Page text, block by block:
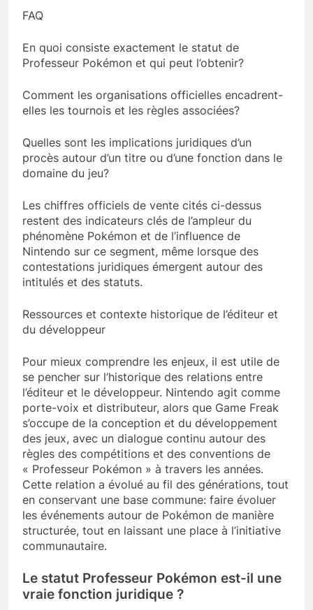
FAQ
En quoi consiste exactement le statut de
Professeur Pokémon et qui peut l’obtenir?
Comment les organisations officielles encadrent-
elles les tournois et les règles associées?
Quelles sont les implications juridiques d’un
procès autour d’un titre ou d’une fonction dans le
domaine du jeu?
Les chiffres officiels de vente cités ci-dessus
restent des indicateurs clés de l’ampleur du
phénomène Pokémon et de l’influence de
Nintendo sur ce segment, même lorsque des
contestations juridiques émergent autour des
intitulés et des statuts.
Ressources et contexte historique de l’éditeur et
du développeur
Pour mieux comprendre les enjeux, il est utile de
se pencher sur l’historique des relations entre
l’éditeur et le développeur. Nintendo agit comme
porte-voix et distributeur, alors que Game Freak
s’occupe de la conception et du développement
des jeux, avec un dialogue continu autour des
règles des compétitions et des conventions de
« Professeur Pokémon » à travers les années.
Cette relation a évolué au fil des générations, tout
en conservant une base commune: faire évoluer
les événements autour de Pokémon de manière
structurée, tout en laissant une place à l’initiative
communautaire.
Le statut Professeur Pokémon est-il une
vraie fonction juridique ?